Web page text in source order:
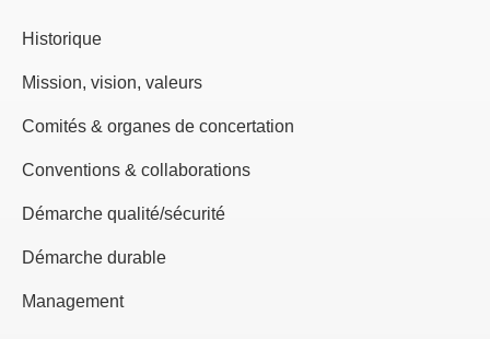
Historique
Mission, vision, valeurs
Comités & organes de concertation
Conventions & collaborations
Démarche qualité/sécurité
Démarche durable
Management